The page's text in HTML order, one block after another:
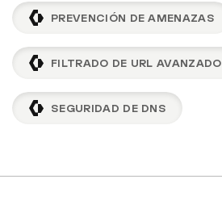
PREVENCIÓN DE AMENAZAS
FILTRADO DE URL AVANZADO
SEGURIDAD DE DNS